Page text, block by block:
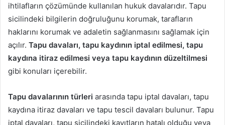
ihtilafların çözümünde kullanılan hukuk davalarıdır. Tapu
sicilindeki bilgilerin doğruluğunu korumak, tarafların
haklarını korumak ve adaletin sağlanmasını sağlamak için
açılır. Tapu davaları, tapu kaydının iptal edilmesi, tapu
kaydına itiraz edilmesi veya tapu kaydının düzeltilmesi
gibi konuları içerebilir.
Tapu davalarının türleri arasında tapu iptal davaları, tapu
kaydına itiraz davaları ve tapu tescil davaları bulunur. Tapu
iptal davaları, tapu sicilindeki kayıtların hatalı olduğu veya